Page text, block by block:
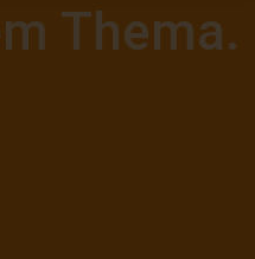
Thema.